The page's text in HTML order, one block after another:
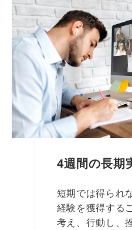
4週間の長期
短期では得られ
経験を獲得する
考え、行動し、